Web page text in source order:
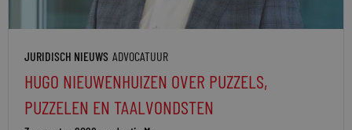
JURIDISCH NIEUWS ADVOCATUUR
HUGO NIEUWENHUIZEN OVER PUZZELS,
PUZZELEN EN TAALVONDSTEN